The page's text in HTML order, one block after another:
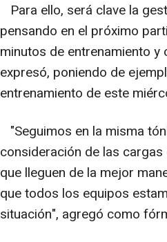
Para ello, será clave la
pensando en el próximo
minutos de entrenamiento
expresó, poniendo de
entrenamiento de este
"Seguimos en la misma
consideración de las
que lleguen de la mejor
que todos los equipos
situación", agregó como